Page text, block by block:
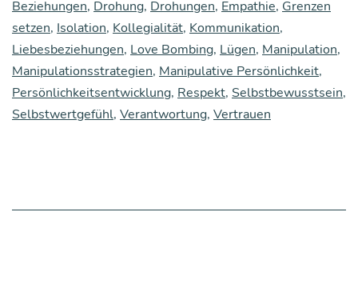
Beziehungen, Drohung, Drohungen, Empathie, Grenzen
setzen, Isolation, Kollegialität, Kommunikation,
Liebesbeziehungen, Love Bombing, Lügen, Manipulation,
Manipulationsstrategien, Manipulative Persönlichkeit,
Persönlichkeitsentwicklung, Respekt, Selbstbewusstsein,
Selbstwertgefühl, Verantwortung, Vertrauen